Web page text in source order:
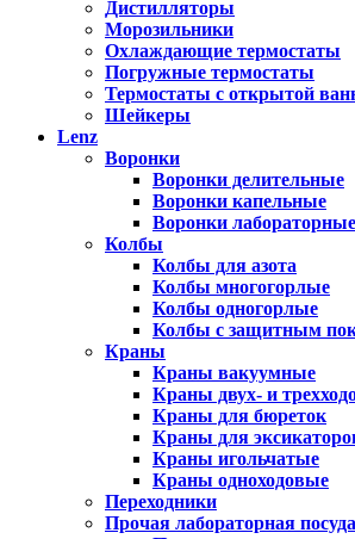
Дистилляторы
Морозильники
Охлаждающие термостаты
Погружные термостаты
Термостаты с открытой
Шейкеры
Lenz
Воронки
Воронки делительные
Воронки капельные
Воронки лабораторные
Колбы
Колбы для азота
Колбы многогорлые
Колбы одногорлые
Колбы с защитным
Краны
Краны вакуумные
Краны двух- и
Краны для бюреток
Краны для
Краны игольчатые
Краны одноходовые
Переходники
Прочая лабораторная посуда